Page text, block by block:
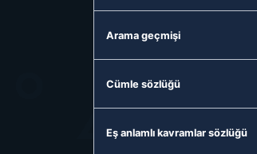
Arama geçmişi
Cümle sözlüğü
Eş anlamlı kavramlar sözlüğü